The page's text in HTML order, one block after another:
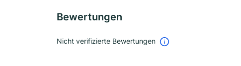
Bewertungen
Nicht verifizierte Bewertungen